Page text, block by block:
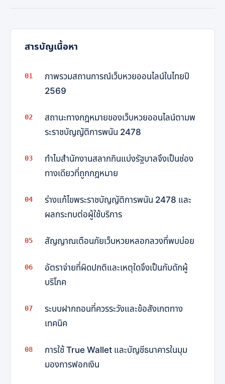
สารบัญเนื้อหา
ภาพรวมสถานการณ์เว็บหวยออนไลน์ในไทยปี
2569
สถานะทางกฎหมายของเว็บหวยออนไลน์ตามพ
ระราชบัญญัติการพนัน 2478
ทำไมสำนักงานสลากกินแบ่งรัฐบาลจึงเป็นช่อง
ทางเดียวที่ถูกกฎหมาย
ร่างแก้ไขพระราชบัญญัติการพนัน 2478 และ
ผลกระทบต่อผู้ใช้บริการ
สัญญาณเตือนภัยเว็บหวยหลอกลวงที่พบบ่อย
อัตราจ่ายที่ผิดปกติและเหตุใดจึงเป็นกับดักผู้
บริโภค
ระบบฝากถอนที่ควรระวังและข้อสังเกตทาง
เทคนิค
การใช้ True Wallet และบัญชีธนาคารในมุม
มองการฟอกเงิน